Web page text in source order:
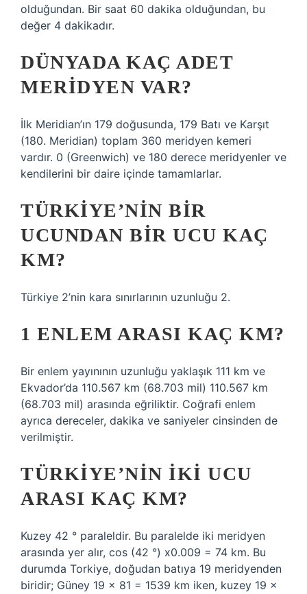
olduğundan. Bir saat 60 dakika olduğundan, bu
değer 4 dakikadır.
DÜNYADA KAÇ ADET
MERIDYEN VAR?
İlk Meridian’ın 179 doğusunda, 179 Batı ve Karşıt
(180. Meridian) toplam 360 meridyen kemeri
vardır. 0 (Greenwich) ve 180 derece meridyenler ve
kendilerini bir daire içinde tamamlarlar.
TÜRKIYE’NIN BIR
UCUNDAN BIR UCU KAÇ
KM?
Türkiye 2’nin kara sınırlarının uzunluğu 2.
1 ENLEM ARASI KAÇ KM?
Bir enlem yayınının uzunluğu yaklaşık 111 km ve
Ekvador’da 110.567 km (68.703 mil) 110.567 km
(68.703 mil) arasında eğriliktir. Coğrafi enlem
ayrıca dereceler, dakika ve saniyeler cinsinden de
verilmiştir.
TÜRKIYE’NIN IKI UCU
ARASI KAÇ KM?
Kuzey 42 ° paraleldir. Bu paralelde iki meridyen
arasında yer alır, cos (42 °) x0.009 = 74 km. Bu
durumda Torkiye, doğudan batıya 19 meridyenden
biridir; Güney 19 x 81 = 1539 km iken, kuzey 19 x